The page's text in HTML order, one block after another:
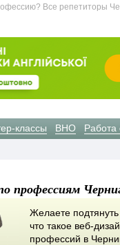
Все репетиторы
классы ВНО Работа
профессиям
Желаете подтянуть
что такое веб-
профессий в